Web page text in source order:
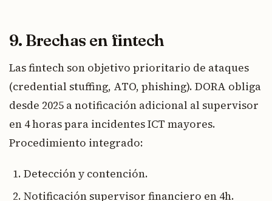
9. Brechas en fintech
Las fintech son objetivo prioritario de ataques
(credential stuffing, ATO, phishing). DORA obliga
desde 2025 a notificación adicional al supervisor
en 4 horas para incidentes ICT mayores.
Procedimiento integrado:
Detección y contención.
Notificación supervisor financiero en 4h.